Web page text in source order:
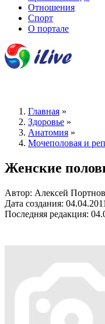
Отношения
Спорт
О портале
Главная »
Здоровье »
Анатомия »
Мочеполовая и
Женские
Автор: Алексей
Дата создания: 04.04.2011
Последняя редакция: